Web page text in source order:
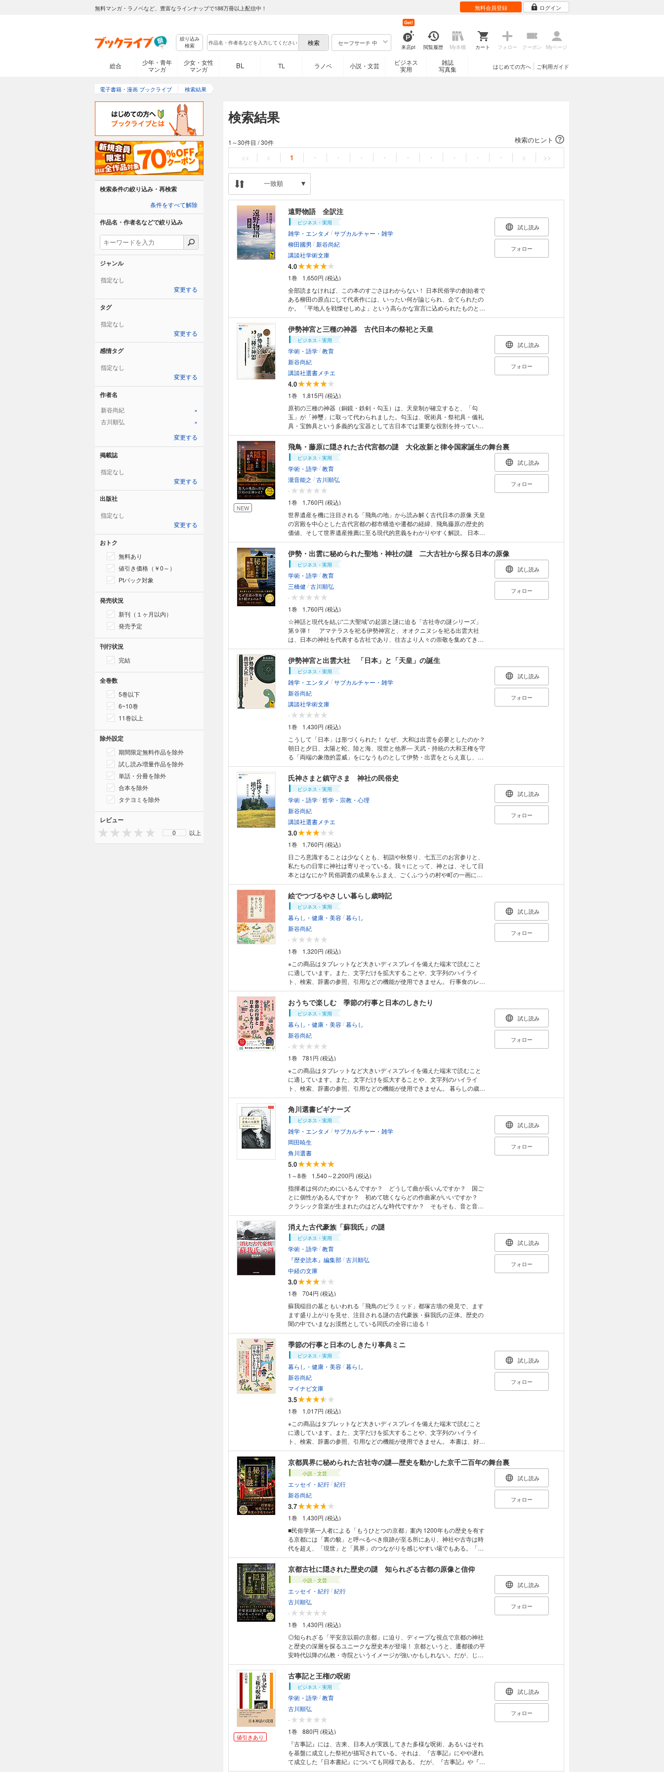
無料マンガ・ラノベなど、豊富なラインナップで188万冊以上配信中！ 無料会員登録 ログイン
絞り込み
検索
セーフサーチ 中
来店pt
Get!
閲覧履歴 My本棚 カート フォロー クーポン Myページ
総合
少年・青年
マンガ
少女・女性
マンガ
BL TL ラノベ 小説・文芸
ビジネス
実用
雑誌
写真集
ご利用ガイド
はじめての方へ
電子書籍・漫画 ブックライブ 検索結果
検索結果
検索のヒント
1～30件目 /30件
<< < 1 ・ ・ ・ ・ ・ ・ ・ ・ ・ > >>
一致順
遠野物語 全訳注
ビジネス・実用
雑学・エンタメ /サブカルチャー・雑学
柳田國男 /新谷尚紀
講談社学術文庫
4.0
1巻
1,650円 (税込)
全部読まなければ、この本のすごさはわからない！ 日本民俗学の創始者で
ある柳田の原点にして代表作には、いったい何が論じられ、企てられたの
か。 「平地人を戦慄せしめよ」という高らかな宣言に込められたものとは
何か。 「ザシキワラシ、オシラサマや河童たちが躍る不思議な世界」
「叙情豊かな日本人の原風景」 という本書がまとってきたイメージの奥に
ある真価を読み取るための、 懇切な解説つき全文現代語訳。
試し読み
フォロー
伊勢神宮と三種の神器 古代日本の祭祀と天皇
ビジネス・実用
学術・語学/教育
新谷尚紀
講談社選書メチエ
4.0
1巻
1,815円 (税込)
原初の三種の神器（銅鏡・鉄剣・勾玉）は、天皇制が確立すると、「勾
玉」が「神璽」に取って代わられました。勾玉は、呪術具・祭祀具・儀礼
具・宝飾具という多義的な宝器として古日本では重要な役割を持っていま
した。民俗的信仰から国家的信仰へ、地方の王から国の天皇へ……。神器
の意味づけはどう変わったのか？ 武家の時代に神器の扱いはどうなった
のか？ 神器を通してみる、日本の歴史と民俗を問い直します。（講談社
選書メチエ）
試し読み
フォロー
NEW
飛鳥・藤原に隠された古代宮都の謎 大化改新と律令国家誕生の舞台裏
ビジネス・実用
学術・語学/教育
瀧音能之 /古川順弘
-
1巻
1,760円 (税込)
世界遺産を機に注目される「飛鳥の地」から読み解く古代日本の原像 天皇
の宮殿を中心とした古代宮都の都市構造や遷都の経緯、飛鳥藤原の歴史的
価値、そして世界遺産推薦に至る現代的意義をわかりやすく解説。 日本の
古代宮都は、天皇の宮殿を中心とした政治・行政の中枢であり、碁盤目状
の都市計画や中国・長安をモデルとした条坊制が採用されてきました。飛
鳥時代には天皇交代や穢れ思想によって遷都が繰り返されましたが、奈良
時代以降は定住型の都が築かれるようになりました。飛鳥京では大陸文化
の影響や律令制度が根付き、藤原京は日本初の本格的な計画都市、平城京
は奈良時代の政治・宗教の中心となりました。2026年、「飛鳥藤原」が世
界遺産に登録（予定）されるなど、その歴史的意義が再認識されていま
日本の国家形成や宮都の変遷、知られざる歴史に迫ります。
試し読み
フォロー
伊勢・出雲に秘められた聖地・神社の謎 二大古社から探る日本の原像
ビジネス・実用
学術・語学/教育
三橋健 /古川順弘
-
1巻
1,760円 (税込)
☆神話と現代を結ぶ“二大聖域”の起源と謎に迫る「古社寺の謎シリーズ」
第９弾！ アマテラスを祀る伊勢神宮と、オオクニヌシを祀る出雲大社
は、日本の神社を代表する古社であり、往古より人々の崇敬を集めてき
た。 世間の流行に関係なく人々の関心を集めつづけており、いつ何時も参
詣者の波が途切れることはない。 そして、神社や神話、古代史に興味をも
つ人の関心は、最終的にはこの二社に収斂するといっても過言ではない。
それは、日本の歴史・文化・伝統・精神の真髄がここに凝縮されているか
らである。事実、両社をめぐる神話やその草創には、日本古代史の深層が
示されている。 だが、両社がいつ、どういう経緯で建てられたのかとい
った基本的なことは、『古事記』や『日本書紀』にいちおう書かれてはい
らず、諸説が唱えられているのが現状である。 そこで、伊勢神宮や出雲
大社の起源や古代史、信仰に関連する重要トピックをそれぞれ7つほど挙
げて解説し、二社をめぐる謎を探り、その奥深さや魅力を紹介する。 【本
書の目次】 第一章 伊勢神宮、七つの謎 第一の謎 なぜ天照大神が祀ら
れているのか 第二の謎 なぜ内宮と外宮があるのか 第三の謎 伊勢神宮
儀とは 第六の謎 天照大神は男神なのか 第七の謎 なぜ20年ごとに建て
替えられるのか 第二章 出雲大社、七つの謎 第一の謎 なぜ大国主神が
祀られているのか 第二の謎 出雲大社はいつ創建されたのか 第三の謎
古代には超高層神殿だったのか 第四の謎 出雲大社を司る出雲国造とは
第五の謎 出雲のもうひとつの大社とは 第六の謎 天皇に奏上された『出
「伊勢と出雲」をめぐる謎 第一の謎 なぜともに垂仁朝が創建年代なのか
第二の謎 伊勢の土着神は出雲系の神なのか ※内容は予告なく変更となる
可能性がございます。
試し読み
フォロー
伊勢神宮と出雲大社 「日本」と「天皇」の誕生
ビジネス・実用
雑学・エンタメ /サブカルチャー・雑学
新谷尚紀
講談社学術文庫
-
1巻
1,430円 (税込)
こうして「日本」は形づくられた！ なぜ、大和は出雲を必要としたのか？
朝日と夕日、太陽と蛇、陸と海、現世と他界― 天武・持統の大和王権を守
る「両端の象徴的霊威」をになうものとして伊勢・出雲をとらえ直し、日
本の起原に鋭く迫る試み。 「神とは何か」という民俗学による理論的分析
の視点と、歴史学による記紀をはじめとする文献研究、考古学の発見を融
合させた、新しい古代探究！ 【本書の内容】 第一章 伊勢神宮の創祀 第二
章 〈外部〉としての出雲 第三章 祭祀王と鎮魂祭 終 章 〈日本〉誕
生への三段階 ※本書の原本は、2008年に講談社選書メチエより刊行されま
した。
試し読み
フォロー
氏神さまと鎮守さま 神社の民俗史
ビジネス・実用
学術・語学/哲学・宗教・心理
新谷尚紀
講談社選書メチエ
3.0
1巻
1,760円 (税込)
日ごろ意識することは少なくとも、初詣や秋祭り、七五三のお宮参りと、
私たちの日常に神社は寄りそっている。我々にとって、神とは、そして日
本とはなにか? 民俗調査の成果をふまえ、ごくふつうの村や町の一画に祭
られる｢氏神｣や｢鎮守｣をキーワードに、つねに人びとの生活とともにあっ
た土地や氏と不可分の神々や祭礼を精緻に探究。日本人の神観念や信心の
かたちとしての神や神社の姿と変容のさまを、いきいきと描き出す。
試し読み
フォロー
絵でつづるやさしい暮らし歳時記
ビジネス・実用
暮らし・健康・美容/暮らし
新谷尚紀
-
1巻
1,320円 (税込)
※この商品はタブレットなど大きいディスプレイを備えた端末で読むこと
に適しています。また、文字だけを拡大することや、文字列のハイライ
ト、検索、辞書の参照、引用などの機能が使用できません。 行事食のレシ
ピ、歳時記や時候の挨拶などの実用情報も充実。その行事が旧暦でいつ頃
かもわかります。2006年刊行の、写真でつづった歳時記『和ごよみと四季
の暮らし』を、ほっこりとしたイラストにして全面改訂。新暦の1月から
12月まで、暦に従って日本のしきたりや二十四節気などの季節にまつわる
年中行事などを紹介しています。七十二候や十干十二支、六曜など暦にま
つわる解説から、こいのぼりや七夕飾りの折り方、梅干しの漬け方、風呂
敷包みのしかた、柏餅や月見団子の作り方、歳時記や時候の挨拶などま
試し読み
フォロー
おうちで楽しむ 季節の行事と日本のしきたり
ビジネス・実用
暮らし・健康・美容/暮らし
新谷尚紀
-
1巻
781円 (税込)
※この商品はタブレットなど大きいディスプレイを備えた端末で読むこと
に適しています。また、文字だけを拡大することや、文字列のハイライ
ト、検索、辞書の参照、引用などの機能が使用できません。 暮らしの歳時
記12か月―新年の迎え方、豆まきの作法、お祭り…毎日を豊かにする年中
行事が1冊でわかる！ 日本の伝統的なしきたりについて、その内容や意味
をまとめ、親しみやすいフルカラーのイラストで解説。お正月や端午の節
句などの日本の古きよき伝統から、クリスマスやハロウィンなど現代から
根付いた行事までを詳しく紹介します。行事の由来はもちろん、七草粥な
ど季節のレシピや雛人形・五月人形の飾り方まで掲載。家族や親戚と一緒
に楽しめる歳時記です。 ※本書は、2007年12月に刊行した『季節の行事と
日本のしきたり』を再編集したものです。
試し読み
フォロー
角川選書ビギナーズ
ビジネス・実用
雑学・エンタメ /サブカルチャー・雑学
岡田暁生
角川選書
5.0
1～8巻
1,540～2,200円 (税込)
指揮者は何のためにいるんですか？ どうして曲が長いんですか？ 国ご
とに個性があるんですか？ 初めて聴くならどの作曲家がいいですか？
クラシック音楽が生まれたのはどんな時代ですか？ そもそも、音と音楽
の違いは何ですか？ 専門家に素朴な疑問を投げかけたら、音楽そのもの
の「本質」がみえてきました。クラシック音楽に原点をもつポップス、ジ
ャズ、現代音楽まで、新しい音楽の聴き方に出会える入門書。
試し読み
フォロー
消えた古代豪族「蘇我氏」の謎
ビジネス・実用
学術・語学/教育
『歴史読本』編集部/古川順弘
中経の文庫
3.0
1巻
704円 (税込)
蘇我稲目の墓ともいわれる「飛鳥のピラミッド」都塚古墳の発見で、ます
ます盛り上がりを見せ、注目される謎の古代豪族・蘇我氏の正体。歴史の
闇の中でいまなお漠然としている同氏の全容に迫る！
試し読み
フォロー
季節の行事と日本のしきたり事典ミニ
ビジネス・実用
暮らし・健康・美容/暮らし
新谷尚紀
マイナビ文庫
3.5
1巻
1,017円 (税込)
※この商品はタブレットなど大きいディスプレイを備えた端末で読むこと
に適しています。また、文字だけを拡大することや、文字列のハイライ
ト、検索、辞書の参照、引用などの機能が使用できません。 本書は、好評
既刊『おうちで楽しむ 季節の行事と日本のしきたり』の内容をコンパクト
にまとめ直し、いつでも持ち歩ける文庫サイズに再構成した本です。 日本
の伝統的なしきたりについて、その内容や意味をまとめ、親しみやすいフ
ルカラーのイラストで解説。 お正月や端午の節句などの日本の古きよき伝
統から、現代から根付いた行事までを詳しく紹介。 家族や親戚と一緒に楽
しめる、ミニ事典になっています。
試し読み
フォロー
京都異界に秘められた古社寺の謎―歴史を動かした京千二百年の舞台裏
小説・文芸
エッセイ・紀行/紀行
新谷尚紀
3.7
1巻
1,430円 (税込)
■民俗学第一人者による「もうひとつの京都」案内 1200年もの歴史を有す
る京都には「裏の貌」と呼べるべき痕跡が至る所にあり、神社や古寺は時
代を超え、「現世」と「異界」のつながりを感じやすい場でもある。「怨
霊と御霊」「殺戮と鎮魂」「葬地と聖地」…テレビ番組でも話題を呼び、
広がりつつある京都異界ブーム。オモテとウラの両面から知る「もうひと
つの京都」。 <本書で紹介する古寺社の例> 【怨霊鎮魂】史上最強の怨霊
を鎮める「白峯神宮」 【天変地異】敗者の霊を鎮め疫病を祓う「御霊神
社」 【冥 府】冥界への通路が潜む「六道珍皇寺」 【首 塚】二つの怨
霊を封じ込めた「明智光秀の首塚」 【怪異譚】安倍晴明と魔界をつなぐ
「一条戻り橋と真如堂」 【丑の刻】京都の深層に宿る鬼女の怨念「貴船神
神」etc. ［目次］ 序 章 京都のほんとうの魅力 第１章 敗者の怨念を鎮
める神社 第２章 異界との境界だった神社・古寺 第３章 京都に生きた
人びとの墳墓としての神社・古寺 第４章 古都の魔界への入口としての神
社・古寺 <編者略歴> 新谷尚紀（しんたに・たかのり） 1948 年広島県生
まれ。早稲田大学第一文学部史学科卒業。同大学大学院文学研究科史学専
攻博士後期課程単位取得。社会学博士（慶應義塾大学）。現在、国立歴史
民俗博物館名誉教授、國學院大學大学院客員教授。著書に『伊勢神宮と出
雲大社』（講談社学術新書）、『神道入門』（ちくま新書）など多数。 ＜
執筆協力＞ 古川順弘 (ふるかわ・のぶひろ) 1970年、神奈川県生まれ。早
稲田大学第一文学部卒業。宗教・歴史分野を扱う文筆家・編集者。『人物
でわかる日本書紀』（山川出版社）。『古代神宝の謎』（二見書房）、
ムを担当。 【写真提供】 仏野念仏寺、積善院、青蓮院門跡、瑞泉寺、
Adobe Stock、写真AC、国立国会図書館、古川順弘 ※この電子書籍は株式
会社ウェッジが刊行した『京都異界に秘められた古社寺の謎―歴史を動か
した京千二百年の舞台裏』（2020年9月17日 第１刷）に基づいて制作され
ました。 ※この電子書籍の全部または一部を無断で複製、転載、改竄、公
試し読み
フォロー
京都古社に隠された歴史の謎 知られざる古都の原像と信仰
小説・文芸
エッセイ・紀行/紀行
古川順弘
-
1巻
1,430円 (税込)
◎知られざる「平安京以前の京都」に迫り、ディープな視点で京都の神社
と歴史の深層を探るユニークな歴史本が登場！ 京都というと、遷都後の平
安時代以降の仏教・寺院というイメージが強いかもしれない。だが、じつ
は遷都前からの神社も多く、これらは平安時代以降のイメージに隠されて
きた。意外にも、京都市周縁部には、平安京成立以前から祀られていた古
社が多い。 また、２つの賀茂神社は京都の地主神ともいえる古社だが、伝
承によれば、その祭神は大和（奈良県）から木津川・賀茂川に沿って漸次
山城（京都）方面に移ってきたことになっており、面白いことにそのルー
ト上には賀茂神を祀る古社が点在している。さらに、京都は秦氏をはじめ
渡来人が早くから進出していた地でもあり、それに関係した神社が多い。
に、知られざる平安京以前の歴史的経緯を掘り下げ、豊富な写真とともに
京都の深層に迫っていく。 ［目次］ 第１章 京都の地主神をめぐる 第２
章 賀茂神の軌跡をたどる 第３章 古都を育んだ渡来人の信仰 第４章
神話・伝説の舞台を訪ねる この電子書籍は株式会社ウェッジが刊行し
た『京都古社に隠された歴史の謎 知られざる古都の原像と信仰』（2024
試し読み
フォロー
値引きあり
古事記と王権の呪術
ビジネス・実用
学術・語学/教育
古川順弘
-
1巻
880円 (税込)
『古事記』には、古来、日本人が実践してきた多様な呪術、あるいはそれ
を基盤に成立した祭祀が描写されている。それは、『古事記』にやや遅れ
て成立した『日本書紀』についても同様である。 だが、『古事記』や『日
本書紀』に描き出された古代呪術を深く読み解こうとしてゆくと、それら
試し読み
フォロー
検索条件の絞り込み・再検索
条件をすべて解除
作品名・作者名などで絞り込み
ジャンル
指定なし
変更する
タグ
指定なし
変更する
感情タグ
指定なし
変更する
作者名
新谷尚紀
×
古川順弘
×
変更する
掲載誌
指定なし
変更する
出版社
指定なし
変更する
おトク
無料あり
値引き価格（￥0～）
Ptバック対象
発売状況
新刊（１ヶ月以内）
発売予定
刊行状況
完結
全巻数
5巻以下
6~10巻
11巻以上
除外設定
期間限定無料作品を除外
試し読み増量作品を除外
単話・分冊を除外
合本を除外
タテヨミを除外
レビュー
0 以上